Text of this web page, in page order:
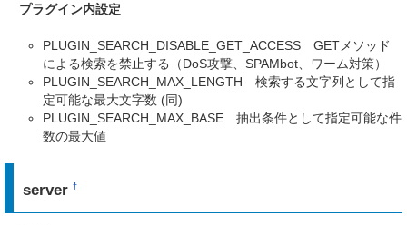
プラグイン内設定
PLUGIN_SEARCH_DISABLE_GET_ACCESS GETメソッド
による検索を禁止する（DoS攻撃、SPAMbot、ワーム対策）
PLUGIN_SEARCH_MAX_LENGTH 検索する文字列として指
定可能な最大文字数 (同)
PLUGIN_SEARCH_MAX_BASE 抽出条件として指定可能な件
数の最大値
server†